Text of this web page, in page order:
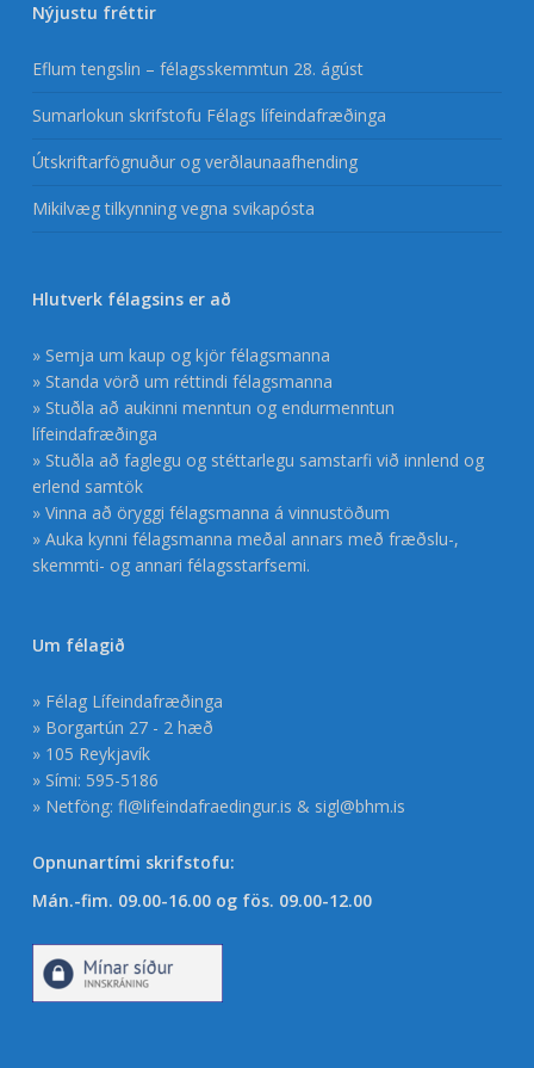
Nýjustu fréttir
Eflum tengslin – félagsskemmtun 28. ágúst
Sumarlokun skrifstofu Félags lífeindafræðinga
Útskriftarfögnuður og verðlaunaafhending
Mikilvæg tilkynning vegna svikapósta
Hlutverk félagsins er að
» Semja um kaup og kjör félagsmanna
» Standa vörð um réttindi félagsmanna
» Stuðla að aukinni menntun og endurmenntun
lífeindafræðinga
» Stuðla að faglegu og stéttarlegu samstarfi við innlend og
erlend samtök
» Vinna að öryggi félagsmanna á vinnustöðum
» Auka kynni félagsmanna meðal annars með fræðslu-,
skemmti- og annari félagsstarfsemi.
Um félagið
» Félag Lífeindafræðinga
» Borgartún 27 - 2 hæð
» 105 Reykjavík
» Sími: 595-5186
» Netföng: fl@lifeindafraedingur.is & sigl@bhm.is
Opnunartími skrifstofu:
Mán.-fim. 09.00-16.00 og fös. 09.00-12.00